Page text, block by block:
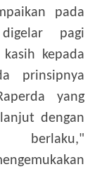
pada
pagi
kepada
prinsipnya
yang
dengan